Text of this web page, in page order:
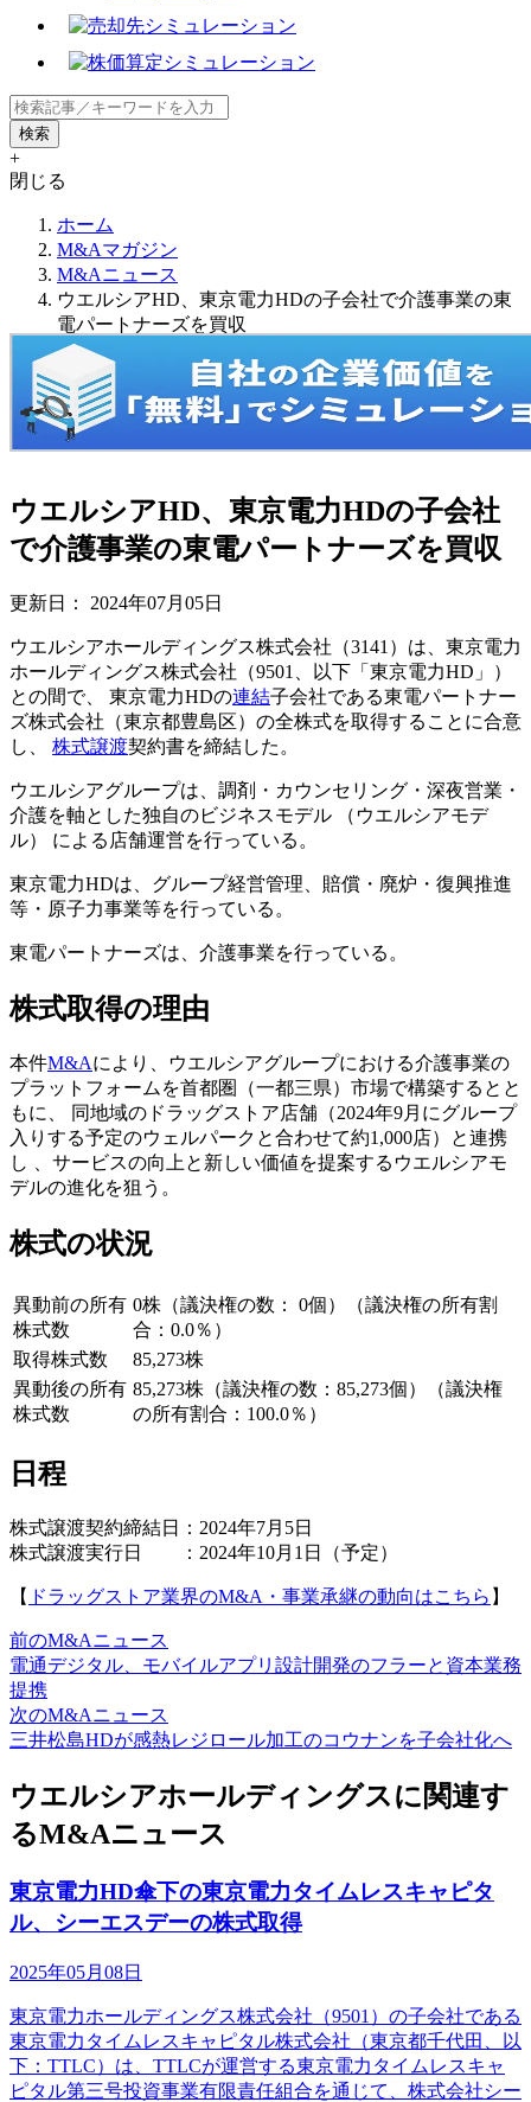
+
閉じる
ホーム
M&Aマガジン
M&Aニュース
ウエルシアHD、東京電力HDの子会社で介護事業の東
電パートナーズを買収
ウエルシアHD、東京電力HDの子会社
で介護事業の東電パートナーズを買収
更新日： 2024年07月05日
ウエルシアホールディングス株式会社（3141）は、東京電力
ホールディングス株式会社（9501、以下「東京電力HD」）
との間で、 東京電力HDの連結子会社である東電パートナー
ズ株式会社（東京都豊島区）の全株式を取得することに合意
し、 株式譲渡契約書を締結した。
ウエルシアグループは、調剤・カウンセリング・深夜営業・
介護を軸とした独自のビジネスモデル （ウエルシアモデ
ル） による店舗運営を行っている。
東京電力HDは、グループ経営管理、賠償・廃炉・復興推進
等・原子力事業等を行っている。
東電パートナーズは、介護事業を行っている。
株式取得の理由
本件M&Aにより、ウエルシアグループにおける介護事業の
プラットフォームを首都圏（一都三県）市場で構築するとと
もに、 同地域のドラッグストア店舗（2024年9月にグループ
入りする予定のウェルパークと合わせて約1,000店）と連携
し 、サービスの向上と新しい価値を提案するウエルシアモ
デルの進化を狙う。
株式の状況
異動前の所有
株式数
0株（議決権の数： 0個）（議決権の所有割
合：0.0％）
取得株式数
85,273株
異動後の所有
株式数
85,273株（議決権の数：85,273個）（議決権
の所有割合：100.0％）
日程
株式譲渡契約締結日：2024年7月5日
株式譲渡実行日 ：2024年10月1日（予定）
【 ドラッグストア業界のM&A・事業承継の動向はこちら 】
前のM&Aニュース
電通デジタル、モバイルアプリ設計開発のフラーと資本業務
提携
次のM&Aニュース
三井松島HDが感熱レジロール加工のコウナンを子会社化へ
ウエルシアホールディングスに関連す
るM&Aニュース
東京電力HD傘下の東京電力タイムレスキャピタ
ル、シーエスデーの株式取得
2025年05月08日
東京電力ホールディングス株式会社（9501）の子会社である
東京電力タイムレスキャピタル株式会社（東京都千代田、以
下：TTLC）は、TTLCが運営する東京電力タイムレスキャ
ピタル第三号投資事業有限責任組合を通じて、株式会社シー